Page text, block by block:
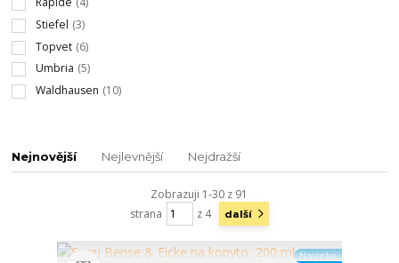
Stiefel (3)
Topvet (6)
Umbria (5)
Waldhausen (10)
Nejnovější Nejlevnější Nejdražší
Zobrazuji 1-30 z 91
strana
z 4 další
Novinka